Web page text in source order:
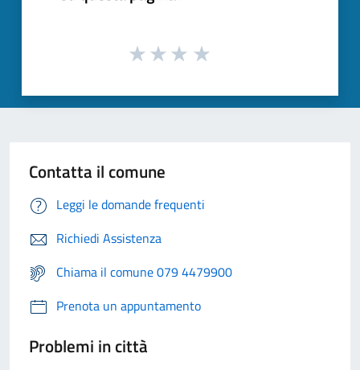
Contatta il comune
Leggi le domande frequenti
Richiedi Assistenza
Chiama il comune 079 4479900
Prenota un appuntamento
Problemi in città